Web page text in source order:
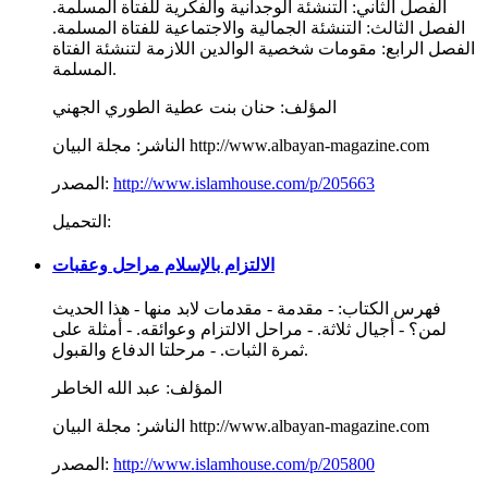
الفصل الثاني: التنشئة الوجدانية والفكرية للفتاة المسلمة.
الفصل الثالث: التنشئة الجمالية والاجتماعية للفتاة المسلمة.
الفصل الرابع: مقومات شخصية الوالدين اللازمة لتنشئة الفتاة
المسلمة.
المؤلف: حنان بنت عطية الطوري الجهني
الناشر: مجلة البيان http://www.albayan-magazine.com
المصدر: http://www.islamhouse.com/p/205663
التحميل:
الالتزام بالإسلام مراحل وعقبات
فهرس الكتاب: - مقدمة - مقدمات لابد منها - هذا الحديث
لمن؟ - أجيال ثلاثة. - مراحل الالتزام وعوائقه. - أمثلة على
ثمرة الثبات. - مرحلتا الدفاع والقبول.
المؤلف: عبد الله الخاطر
الناشر: مجلة البيان http://www.albayan-magazine.com
المصدر: http://www.islamhouse.com/p/205800